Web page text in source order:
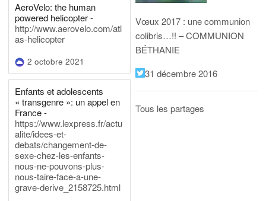
AeroVelo: the human
powered helicopter -
http://www.aerovelo.com/atl
as-helicopter
2 octobre 2021
Enfants et adolescents
« transgenre »: un appel en
France -
https://www.lexpress.fr/actu
alite/idees-et-
debats/changement-de-
sexe-chez-les-enfants-
nous-ne-pouvons-plus-
nous-taire-face-a-une-
grave-derive_2158725.html
Vœux 2017 : une communion
colibris…!! – COMMUNION
BÉTHANIE
31 décembre 2016
Tous les partages